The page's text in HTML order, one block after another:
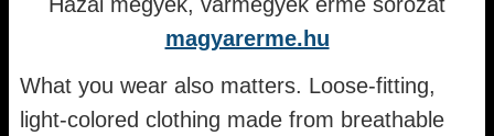
magyarerme.hu
What you wear also matters. Loose-fitting,
light-colored clothing made from breathable